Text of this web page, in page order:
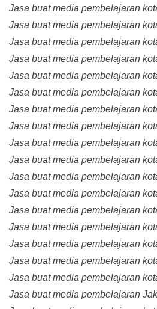
Jasa buat media pembelajaran
Jasa buat media pembelajaran
Jasa buat media pembelajaran
Jasa buat media pembelajaran
Jasa buat media pembelajaran
Jasa buat media pembelajaran
Jasa buat media pembelajaran
Jasa buat media pembelajaran
Jasa buat media pembelajaran
Jasa buat media pembelajaran
Jasa buat media pembelajaran
Jasa buat media pembelajaran
Jasa buat media pembelajaran
Jasa buat media pembelajaran
Jasa buat media pembelajaran
Jasa buat media pembelajaran
Jasa buat media pembelajaran
Jasa buat media pembelajaran